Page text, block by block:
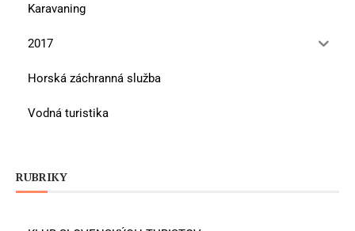
Karavaning
2017
Horská záchranná služba
Vodná turistika
RUBRIKY